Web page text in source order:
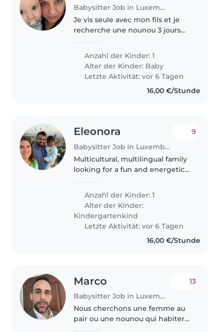
Babysitter Job in Luxemburg
Je vis seule avec mon fils et je
recherche une nounou 3 jours
Je pourrais occasionnellement
demander d'autres jours.
Anzahl der Kinder: 1
Alter der Kinder: Baby
Letzte Aktivität: vor 6 Tagen
16,00 €/Stunde
Eleonora
Babysitter Job in Luxemburg
9
Multicultural, multilingual family
looking for a fun and energetic
speak English and Italian, and
we'd love someone..
Anzahl der Kinder: 1
Alter der Kinder:
Kindergartenkind
Letzte Aktivität: vor 6 Tagen
16,00 €/Stunde
Marco
Babysitter Job in Luxemburg
13
Nous cherchons une femme au
pair ou une nounou qui habiterai